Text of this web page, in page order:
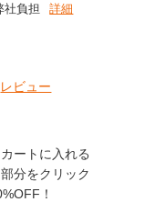
社負担 詳細
レビュー
ートに入れる
分をクリック
！